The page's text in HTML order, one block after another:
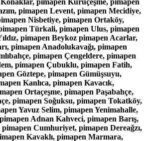
pimapen Kuruçeşme, pimapen
pimapen Levent, pimapen Mecidiye,
Nisbetiye, pimapen Ortaköy,
Türkali, pimapen Ulus, pimapen
pimapen Beykoz pimapen Acarlar,
pimapen Anadolukavağı, pimapen
pimapen Çengeldere, pimapen
pimapen Çubuklu, pimapen Fatih,
Göztepe, pimapen Gümüşsuyu,
Kanlıca, pimapen Kavacık,
Ortaçeşme, pimapen Paşabahçe,
pimapen Soğuksu, pimapen Tokatköy,
Yavuz Selim, pimapen Yenimahalle,
Adnan Kahveci, pimapen Barış,
Cumhuriyet, pimapen Dereağzı,
Kavaklı, pimapen Marmara,